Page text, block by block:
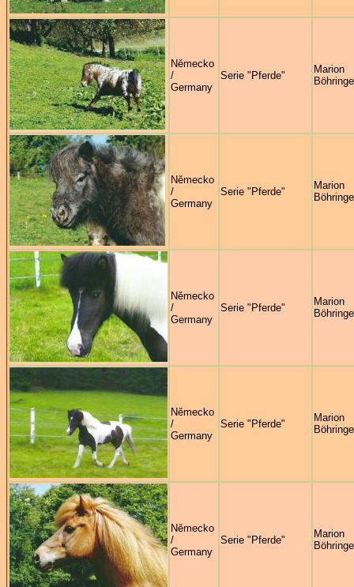
Německo
/
Germany
Serie "Pferde"
Marion
Německo
/
Germany
Serie "Pferde"
Marion
Německo
/
Germany
Serie "Pferde"
Marion
Německo
/
Germany
Serie "Pferde"
Marion
Německo
/
Germany
Serie "Pferde"
Marion